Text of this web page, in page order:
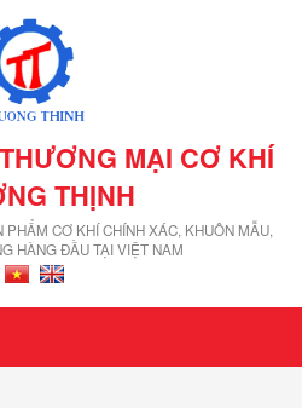
MẠI CƠ KHÍ
THỊNH
CƠ KHÍ CHÍNH XÁC, KHUÔN MẪU,
HÀNG ĐẦU TẠI VIỆT NAM